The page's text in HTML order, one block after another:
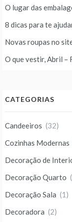
O lugar das
8 dicas para te
Novas roupas no
O que vestir, Abril –
CATEGORIAS
Candeeiros (32)
Cozinhas Modernas
Decoração de
Decoração Quarto
Decoração Sala (1)
Decoradora (2)